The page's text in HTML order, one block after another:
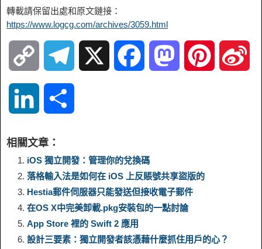
轉載請保留出處和原文鏈接：
https://www.logcg.com/archives/3059.html
o
y
L
i
n
g
r
a
b
o
o
o
d
o e
n
k
e
a
r
e
相關文章：
iOS 獨立開發：管理你的兌換碼
落格輸入法是如何在 iOS 上反賬號共享盜版的
Hestia郵件伺服器只能發送但接收電子郵件
在OS X中完美卸載.pkg安裝包的一點討論
App Store 裡的 Swift 2 應用
設計三要素：獨立開發者該憑藉什麼抓住用戶的心？